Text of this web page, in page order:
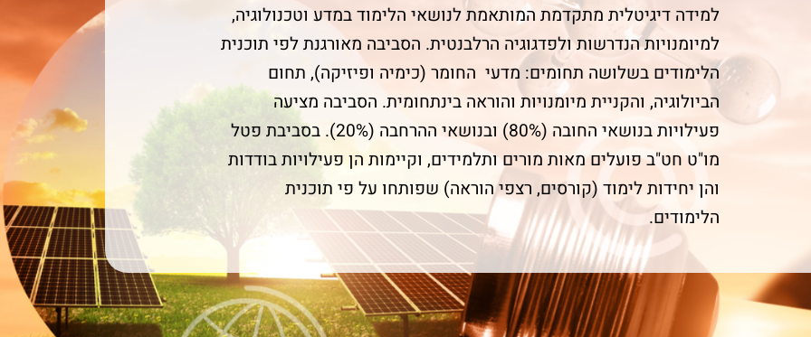
למידה דיגיטלית מתקדמת המותאמת לנושאי הלימוד במדע וטכנולוגיה,
למיומנויות הנדרשות ולפדגוגיה הרלבנטית. הסביבה מאורגנת לפי תוכנית
הלימודים בשלושה תחומים: מדעי החומר (כימיה ופיזיקה), תחום
הביולוגיה, והקניית מיומנויות והוראה בינתחומית. הסביבה מציעה
פעילויות בנושאי החובה (80%) ובנושאי ההרחבה (20%). בסביבת פטל
מו"ט חט"ב פועלים מאות מורים ותלמידים, וקיימות הן פעילויות בודדות
והן יחידות לימוד (קורסים, רצפי הוראה) שפותחו על פי תוכנית
הלימודים.